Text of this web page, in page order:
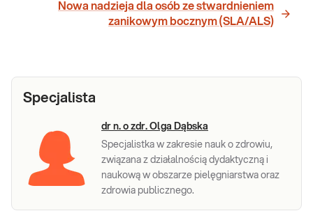
Nowa nadzieja dla osób ze stwardnieniem
zanikowym bocznym (SLA/ALS)
Specjalista
dr n. o zdr. Olga Dąbska
Specjalistka w zakresie nauk o zdrowiu,
związana z działalnością dydaktyczną i
naukową w obszarze pielęgniarstwa oraz
zdrowia publicznego.